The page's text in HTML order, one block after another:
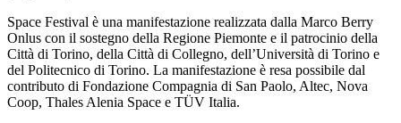
Space Festival è una manifestazione realizzata dalla Marco Berry
Onlus con il sostegno della Regione Piemonte e il patrocinio della
Città di Torino, della Città di Collegno, dell’Università di Torino e
del Politecnico di Torino. La manifestazione è resa possibile dal
contributo di Fondazione Compagnia di San Paolo, Altec, Nova
Coop, Thales Alenia Space e TÜV Italia.